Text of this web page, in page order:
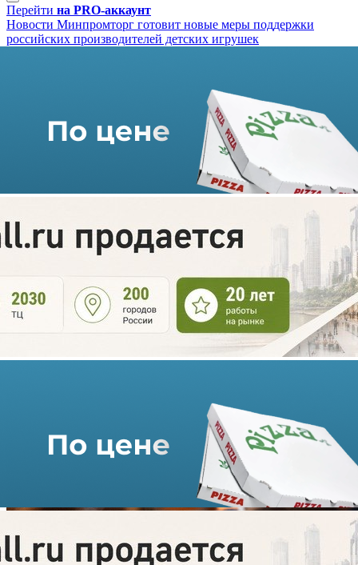
Перейти на PRO-аккаунт
Новости Минпромторг готовит новые меры поддержки
российских производителей детских игрушек
Минпромторг готовит новые
меры поддержки российских
производителей детских
игрушек